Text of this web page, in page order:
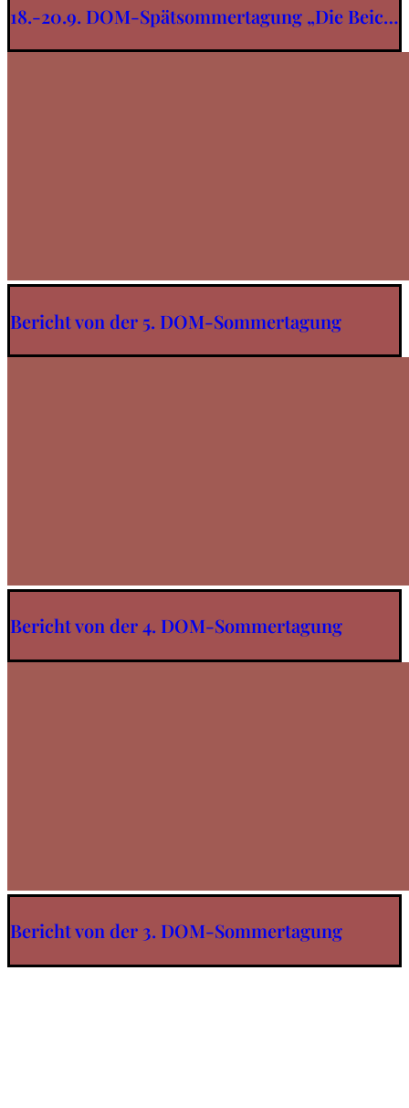
18.-20.9. DOM-Spätsommertagung „Die Beic…
Bericht von der 5. DOM-Sommertagung
Bericht von der 4. DOM-Sommertagung
Bericht von der 3. DOM-Sommertagung